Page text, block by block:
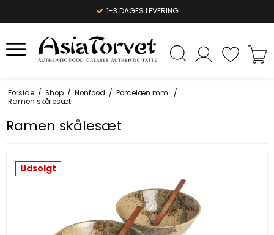
1-3 DAGES LEVERING
Forside / Shop / Nonfood / Porcelæn mm. /
Ramen skålesæt
Ramen skålesæt
Udsolgt